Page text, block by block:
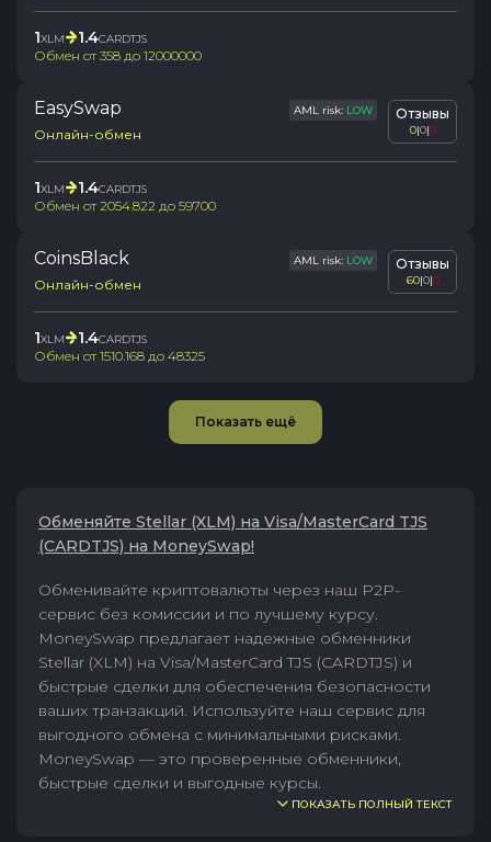
1XLM 1.4CARDTJS
Обмен от358 до 12000000
EasySwap AML risk: LOW
Онлайн-обмен
Отзывы
0|0|0
1XLM 1.4CARDTJS
Обмен от2054.822 до 59700
CoinsBlack AML risk: LOW
Онлайн-обмен
Отзывы
60|0|0
1XLM 1.4CARDTJS
Обмен от1510.168 до 48325
Показать ещё
Обменяйте Stellar (XLM) на Visa/MasterCard TJS
(CARDTJS) на MoneySwap!
Обменивайте криптовалюты через наш P2P-
сервис без комиссии и по лучшему курсу.
MoneySwap предлагает надежные обменники
Stellar (XLM) на Visa/MasterCard TJS (CARDTJS) и
быстрые сделки для обеспечения безопасности
ваших транзакций. Используйте наш сервис для
выгодного обмена с минимальными рисками.
MoneySwap — это проверенные обменники,
быстрые сделки и выгодные курсы.
ПОКАЗАТЬ ПОЛНЫЙ ТЕКСТ